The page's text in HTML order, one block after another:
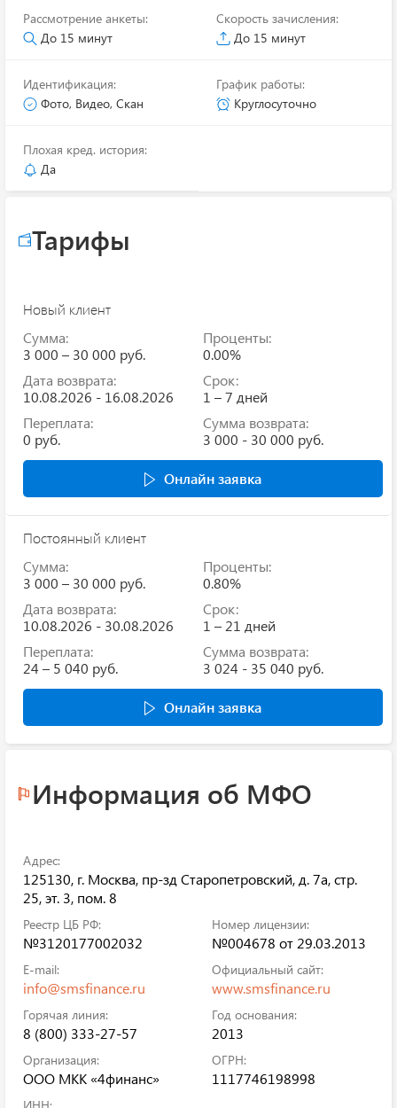
Рассмотрение анкеты:
До 15 минут
Скорость зачисления:
До 15 минут
Идентификация:
Фото, Видео, Скан
График работы:
Круглосуточно
Плохая кред. история:
Да
Тарифы
Новый клиент
Сумма:
3 000 – 30 000 руб.
Проценты:
0.00%
Дата возврата:
10.08.2026 - 16.08.2026
Срок:
1 – 7 дней
Переплата:
0 руб.
Сумма возврата:
3 000 - 30 000 руб.
Онлайн заявка
Постоянный клиент
Сумма:
3 000 – 30 000 руб.
Проценты:
0.80%
Дата возврата:
10.08.2026 - 30.08.2026
Срок:
1 – 21 дней
Переплата:
24 – 5 040 руб.
Сумма возврата:
3 024 - 35 040 руб.
Онлайн заявка
Информация об МФО
Адрес:
125130, г. Москва, пр-зд Старопетровский, д. 7а, стр.
25, эт. 3, пом. 8
Реестр ЦБ РФ:
№3120177002032
Номер лицензии:
№004678 от 29.03.2013
E-mail:
info@smsfinance.ru
Официальный сайт:
www.smsfinance.ru
Горячая линия:
8 (800) 333-27-57
Год основания:
2013
Организация:
ООО МКК «4финанс»
ОГРН:
1117746198998
ИНН: